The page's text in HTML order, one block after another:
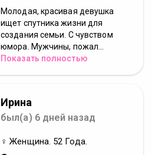
Молодая, красивая девушка
ищет спутника жизни для
создания семьи. С чувством
юмора. Мужчины, пожал...
Показать полностью
Ирина
был(а) 6 дней назад
♀ Женщина. 52 Года.